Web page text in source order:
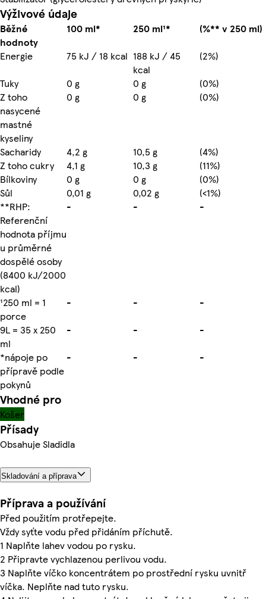
Výživové údaje
Běžné
hodnoty
100 ml* 250 ml¹*
(%** v 250 ml)
Energie
75 kJ / 18 kcal 188 kJ / 45
kcal
(2%)
Tuky
0 g 0 g
(0%)
Z toho
nasycené
mastné
kyseliny
0 g 0 g (0%)
Sacharidy 4,2 g 10,5 g
(4%)
Z toho cukry
4,1 g 10,3 g
(11%)
Bílkoviny
0 g 0 g
(0%)
Sůl
0,01 g 0,02 g
(<1%)
**RHP:
Referenční
hodnota příjmu
u průměrné
dospělé osoby
(8400 kJ/2000
kcal)
- - -
¹250 ml = 1
porce
- -
-
9L = 35 x 250
ml
- -
-
*nápoje po
přípravě podle
pokynů
- - -
Vhodné pro
Košer
Přísady
Obsahuje Sladidla
Skladování a příprava
Příprava a používání
Před použitím protřepejte.
Vždy syťte vodu před přidáním příchutě.
1 Naplňte lahev vodou po rysku.
2 Připravte vychlazenou perlivou vodu.
3 Naplňte víčko koncentrátem po prostřední rysku uvnitř
víčka. Neplňte nad tuto rysku.